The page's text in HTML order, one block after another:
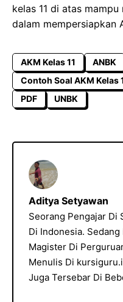
kelas 11 di atas
dalam mempersiapkan
AKM Kelas 11 ANBK
Contoh Soal AKM Kelas
PDF
UNBK
Aditya Setyawan
Seorang Pengajar Di
Di Indonesia.
Magister Di
Menulis Di
Juga Tersebar Di